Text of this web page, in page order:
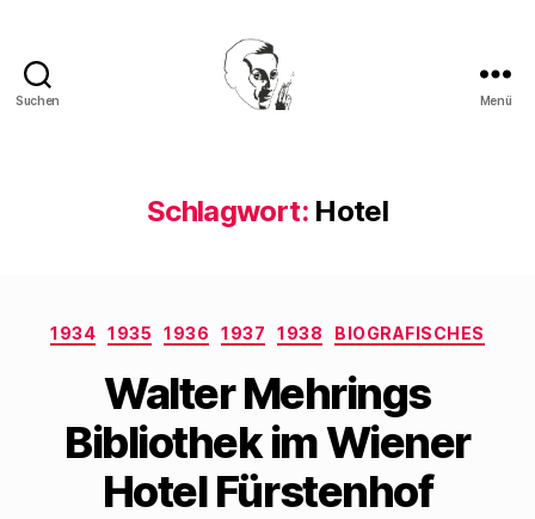
Suchen Menü
Schlagwort: Hotel
Kategorien
1934 1935 1936 1937 1938 BIOGRAFISCHES
Walter Mehrings
Bibliothek im Wiener
Hotel Fürstenhof